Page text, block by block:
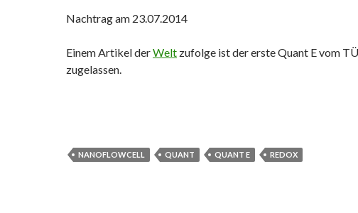
Nachtrag am 23.07.2014
Einem Artikel derWelt zufolge ist der erste Quant E vom
zugelassen.
NANOFLOWCELL QUANT QUANT E REDOX